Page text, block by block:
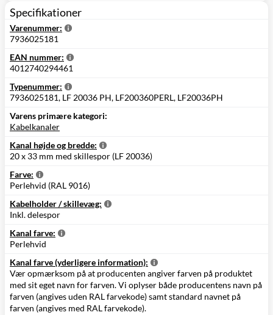
Specifikationer
Varenummer:
7936025181
EAN nummer:
4012740294461
Typenummer:
7936025181, LF 20036 PH, LF200360PERL, LF20036PH
Varens primære kategori:
Kabelkanaler
Kanal højde og bredde:
20 x 33 mm med skillespor (LF 20036)
Farve:
Perlehvid (RAL 9016)
Kabelholder / skillevæg:
Inkl. delespor
Kanal farve:
Perlehvid
Kanal farve (yderligere information):
Vær opmærksom på at producenten angiver farven på produktet
med sit eget navn for farven. Vi oplyser både producentens navn på
farven (angives uden RAL farvekode) samt standard navnet på
farven (angives med RAL farvekode).